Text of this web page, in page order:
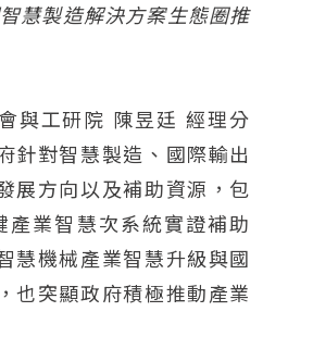
慧製造解決方案生態圈推
與工研院 陳昱廷 經理分
針對智慧製造、國際輸出
展方向以及補助資源，包
產業智慧次系統實證補助
慧機械產業智慧升級與國
也突顯政府積極推動產業